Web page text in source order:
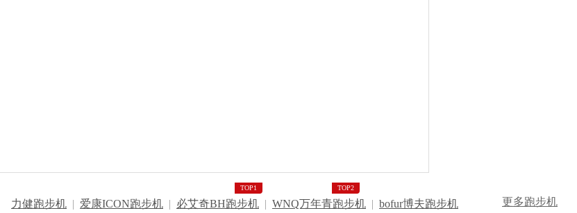
TOP1 TOP2
力健跑步机 | 爱康ICON跑步机 | 必艾奇BH跑步机 | WNQ万年青跑步机 | bofur博夫跑步机 更多跑步机